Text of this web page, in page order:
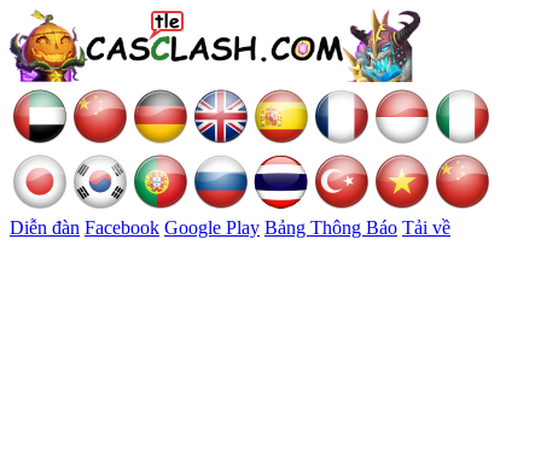
Diễn đàn Facebook Google Play Bảng Thông Báo Tải về